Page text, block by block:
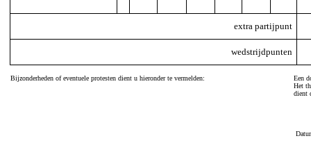
extra partijpunt
wedstrijdpunten
Bijzonderheden of eventuele protesten dient u hieronder te vermelden:
Een
Het
dient